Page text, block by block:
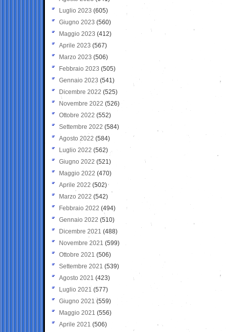
Luglio 2023 (605)
Giugno 2023 (560)
Maggio 2023 (412)
Aprile 2023 (567)
Marzo 2023 (506)
Febbraio 2023 (505)
Gennaio 2023 (541)
Dicembre 2022 (525)
Novembre 2022 (526)
Ottobre 2022 (552)
Settembre 2022 (584)
Agosto 2022 (584)
Luglio 2022 (562)
Giugno 2022 (521)
Maggio 2022 (470)
Aprile 2022 (502)
Marzo 2022 (542)
Febbraio 2022 (494)
Gennaio 2022 (510)
Dicembre 2021 (488)
Novembre 2021 (599)
Ottobre 2021 (506)
Settembre 2021 (539)
Agosto 2021 (423)
Luglio 2021 (577)
Giugno 2021(559)
Maggio 2021 (556)
Aprile 2021 (506)